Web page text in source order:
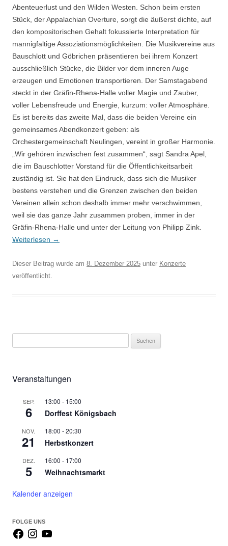
Abenteuerlust und den Wilden Westen. Schon beim ersten
Stück, der Appalachian Overture, sorgt die äußerst dichte, auf
den kompositorischen Gehalt fokussierte Interpretation für
mannigfaltige Assoziationsmöglichkeiten. Die Musikvereine aus
Bauschlott und Göbrichen präsentieren bei ihrem Konzert
ausschließlich Stücke, die Bilder vor dem inneren Auge
erzeugen und Emotionen transportieren. Der Samstagabend
steckt in der Gräfin-Rhena-Halle voller Magie und Zauber,
voller Lebensfreude und Energie, kurzum: voller Atmosphäre.
Es ist bereits das zweite Mal, dass die beiden Vereine ein
gemeinsames Abendkonzert geben: als
Orchestergemeinschaft Neulingen, vereint in großer Harmonie.
„Wir gehören inzwischen fest zusammen“, sagt Sandra Apel,
die im Bauschlotter Vorstand für die Öffentlichkeitsarbeit
zuständig ist. Sie hat den Eindruck, dass sich die Musiker
bestens verstehen und die Grenzen zwischen den beiden
Vereinen allein schon deshalb immer mehr verschwimmen,
weil sie das ganze Jahr zusammen proben, immer in der
Gräfin-Rhena-Halle und unter der Leitung von Philipp Zink.
Weiterlesen →
Dieser Beitrag wurde am 8. Dezember 2025 unter Konzerte
veröffentlicht.
hVeranstaltungen
SEP.
6
13:00 - 15:00
Dorffest Königsbach
NOV.
21
18:00 -20:30
Herbstkonzert
DEZ.
5
16:00 - 17:00
Weihnachtsmarkt
Kalender anzeigen
FOLGE UNS